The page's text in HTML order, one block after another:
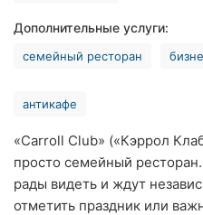
Кривой
Рог
Дополнительные услуги:
семейный ресторан
антикафе
«Carroll Club» («Кэррол
просто семейный
рады видеть и ждут
отметить праздник или